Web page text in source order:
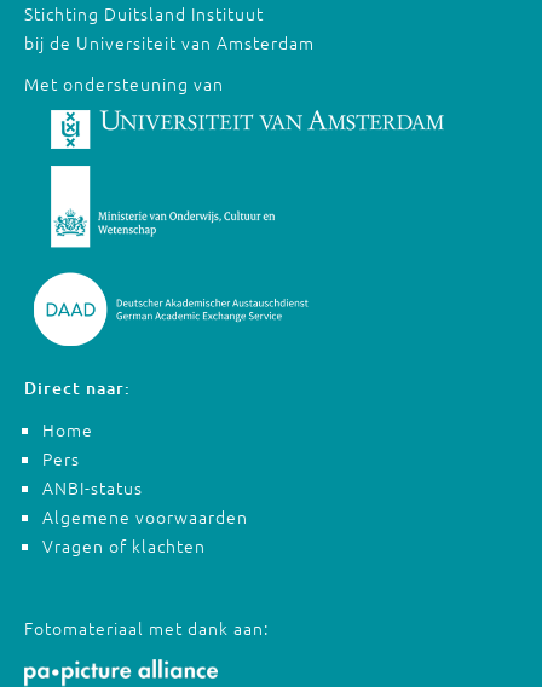
Stichting Duitsland Instituut
bij de Universiteit van Amsterdam
Met ondersteuning van
Direct naar:
Home
Pers
ANBI-status
Algemene voorwaarden
Vragen of klachten
Fotomateriaal met dank aan: